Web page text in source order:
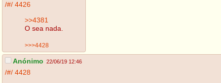
/#/ 4426
>>4381
O sea nada.
>>>4428
Anónimo 22/06/19 12:46
/#/ 4428